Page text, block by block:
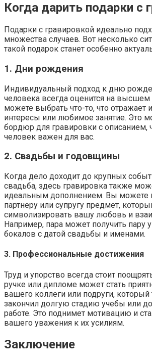
Когда дарить подарки с
Подарки с гравировкой идеально
множества случаев. Вот несколько
такой подарок станет особенно
1. Дни рождения
Индивидуальный подход к дню
человека всегда оценится на
можете выбрать что-то, что отражает
интересы или любимое занятие. Это
бордюр для гравировки с описанием,
человек важен для вас.
2. Свадьбы и годовщины
Когда дело доходит до крупных
свадьба, здесь гравировка также
идеальным дополнением. Вы можете
партнеру или супругу предмет,
символизировать вашу любовь и
Например, пара может получить пару
бокалов с датой свадьбы и именами.
3. Профессиональные достижения
Труд и упорство всегда стоит
ручке или дипломе может стать
вашего коллеги или подруги, который
закончил долгую стадию учебы или
работе. Это поднимет мотивацию и
вашего уважения к их усилиям.
Заключение